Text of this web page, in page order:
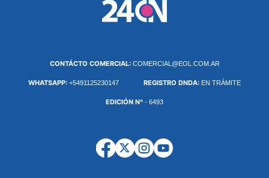
CONTÁCTO COMERCIAL: COMERCIAL@EOL.COM.AR
WHATSAPP: +5491125230147 REGISTRO DNDA: EN TRÁMITE
EDICIÓN Nº - 6493